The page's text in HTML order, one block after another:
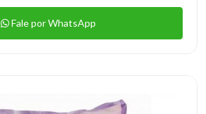
Fale por WhatsApp